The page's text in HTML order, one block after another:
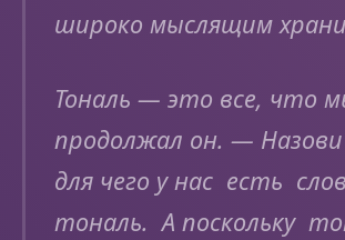
широко мыслящим
Тональ — это все, что
продолжал он. — Назови
для чего у нас есть
тональ. А поскольку